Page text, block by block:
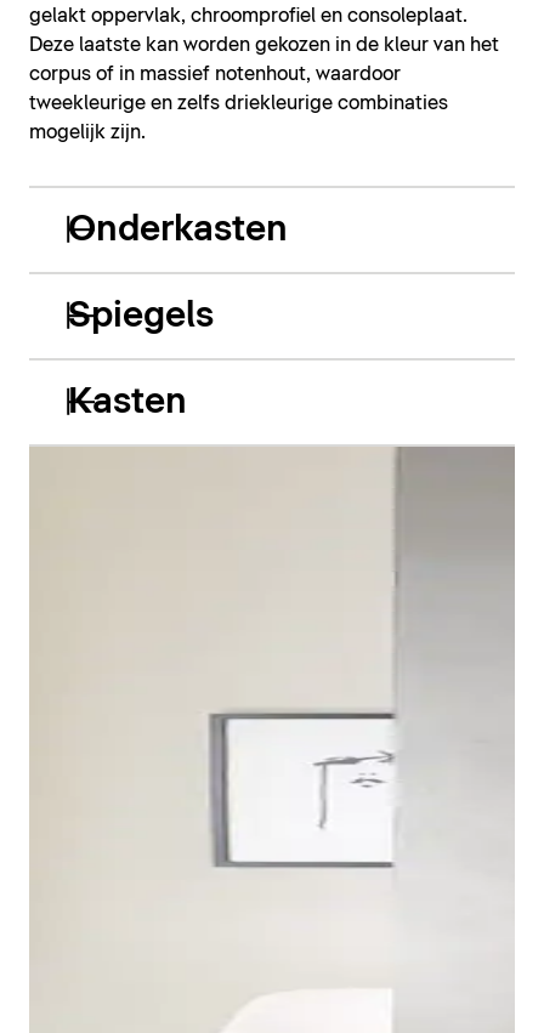
gelakt oppervlak, chroomprofiel en consoleplaat.
Deze laatste kan worden gekozen in de kleur van het
corpus of in massief notenhout, waardoor
tweekleurige en zelfs driekleurige combinaties
mogelijk zijn.
Onderkasten
Spiegels
Kasten